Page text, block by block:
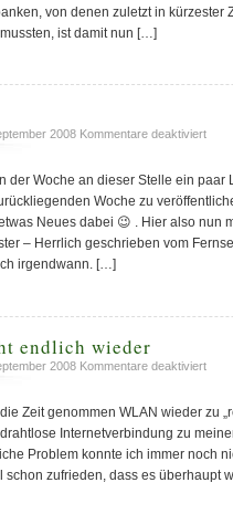
von denen zuletzt in kürzester
ist damit nun […]
2008 Kommentare deaktiviertfür
der Woche an dieser Stelle ein paar
Woche zu
Neues dabei 😉 . Hier also nun
– Herrlich geschrieben vom
irgendwann. […]
endlich wieder
2008 Kommentare deaktiviertfür
und
geht
Zeit genommen WLAN wieder zu
Internetverbindung zu
Problem konnte ich immer noch
zufrieden, dass es überhaupt